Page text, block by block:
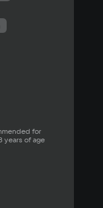
for
years of age